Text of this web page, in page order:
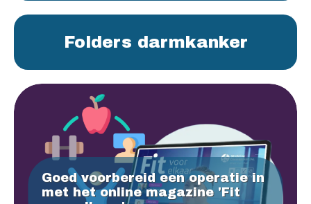
Folders darmkanker
Goed voorbereid een operatie in
met het online magazine 'Fit